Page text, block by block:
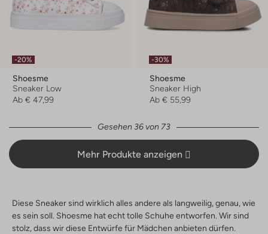
-20%
Shoesme
Sneaker Low
Ab € 47,99
-30%
Shoesme
Sneaker High
Ab € 55,99
Gesehen 36 von 73
Mehr Produkte anzeigen
Diese Sneaker sind wirklich alles andere als langweilig, genau, wie
es sein soll. Shoesme hat echt tolle Schuhe entworfen. Wir sind
stolz, dass wir diese Entwürfe für Mädchen anbieten dürfen.